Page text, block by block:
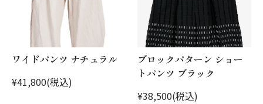
ワイドパンツ ナチュラル
¥41,800(税込)
ブロックパターン ショー
トパンツ ブラック
¥38,500(税込)